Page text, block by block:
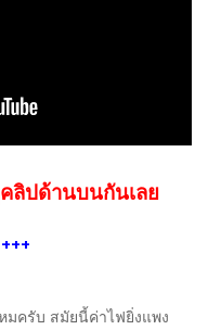
คลิปด้านบนกันเลย
มครับ สมัยนี้ค่าไฟยิ่งแพง